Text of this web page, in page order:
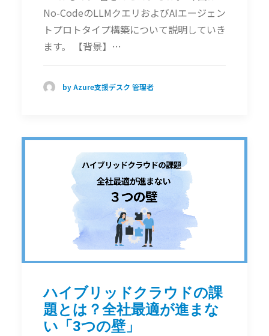
No-CodeのLLMクエリおよびAIエージェン
トプロトタイプ構築について説明していき
ます。 【背景】…
by Azure支援デスク 管理者
ハイブリッドクラウドの課
題とは？全社最適が進まな
い「3つの壁」